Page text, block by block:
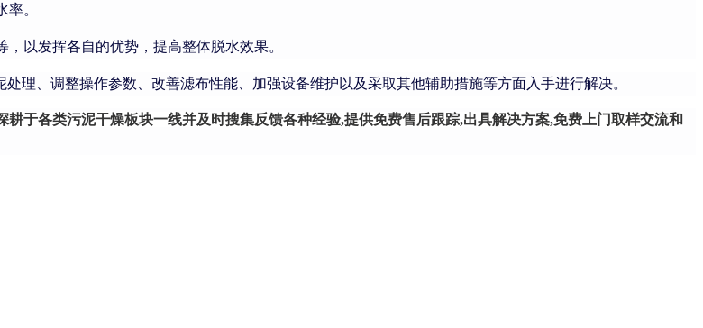
。
以发挥各自的优势，提高整体脱水效果。
、调整操作参数、改善滤布性能、加强设备维护以及采取其他辅助措施等方面入手进行解决。
于各类污泥干燥板块一线并及时搜集反馈各种经验,提供免费售后跟踪,出具解决方案,免费上门取样交流和